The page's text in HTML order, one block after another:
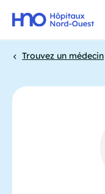
principal
d'Ariane
Trouvez un médecin